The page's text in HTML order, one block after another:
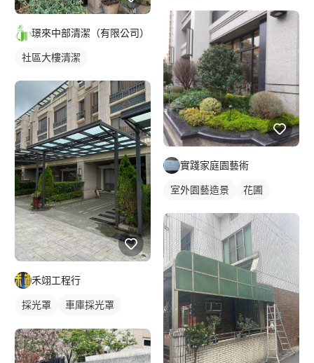
璟來中部清潔（有限公司）
社區大樓清潔
禾翊工程行
採光罩
車庫採光罩
實踐家庭園藝術
室外園藝造景 花圃